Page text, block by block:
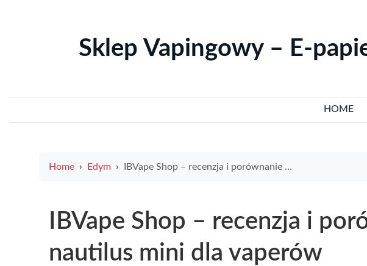
Sklep Vapingowy – E-
HOME
Home Edym IBVape Shop – recenzja i porównanie nautilus mini dla vaperów
IBVape Shop – recenzja i
nautilus mini dla vaperów